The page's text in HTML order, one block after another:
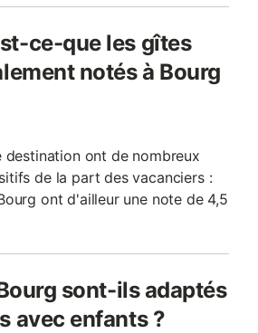
ce-que les gîtes
notés à Bourg
destination ont de nombreux
de la part des vacanciers :
ont d'ailleur une note de 4,5
sont-ils adaptés
avec enfants ?